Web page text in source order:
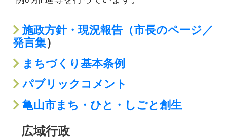
施政方針・現況報告（市長のページ／
発言集）
まちづくり基本条例
パブリックコメント
亀山市まち・ひと・しごと創生
広域行政